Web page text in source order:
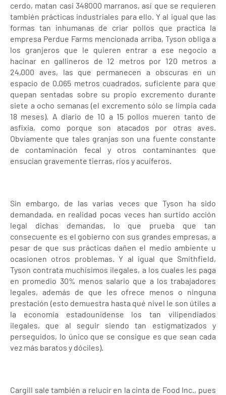
cerdo, matan casi 348000 marranos, así que se requieren
también prácticas industriales para ello. Y al igual que las
formas tan inhumanas de criar pollos que practica la
empresa Perdue Farms mencionada arriba, Tyson obliga a
los granjeros que le quieren entrar a ese negocio a
hacinar en gallineros de 12 metros por 120 metros a
24,000 aves, las que permanecen a obscuras en un
espacio de 0.065 metros cuadrados, suficiente para que
quepan sentadas sobre su propio excremento durante
siete a ocho semanas (el excremento sólo se limpia cada
18 meses). A diario de 10 a 15 pollos mueren tanto de
asfixia, como porque son atacados por otras aves.
Obviamente que tales granjas son una fuente constante
de contaminación fecal y otros contaminantes que
ensucian gravemente tierras, ríos y acuíferos.
Sin embargo, de las varias veces que Tyson ha sido
demandada, en realidad pocas veces han surtido acción
legal dichas demandas, lo que prueba que tan
consecuente es el gobierno con sus grandes empresas, a
pesar de que sus prácticas dañen el medio ambiente u
ocasionen otros problemas. Y al igual que Smithfield,
Tyson contrata muchísimos ilegales, a los cuales les paga
en promedio 30% menos salario que a los trabajadores
legales, además de que les ofrece menos o ninguna
prestación (esto demuestra hasta qué nivel le son útiles a
la economía estadounidense los tan vilipendiados
ilegales, que al seguir siendo tan estigmatizados y
perseguidos, lo único que se consigue es que sean cada
vez más baratos y dóciles).
Cargill sale también a relucir en la cinta de Food Inc., pues